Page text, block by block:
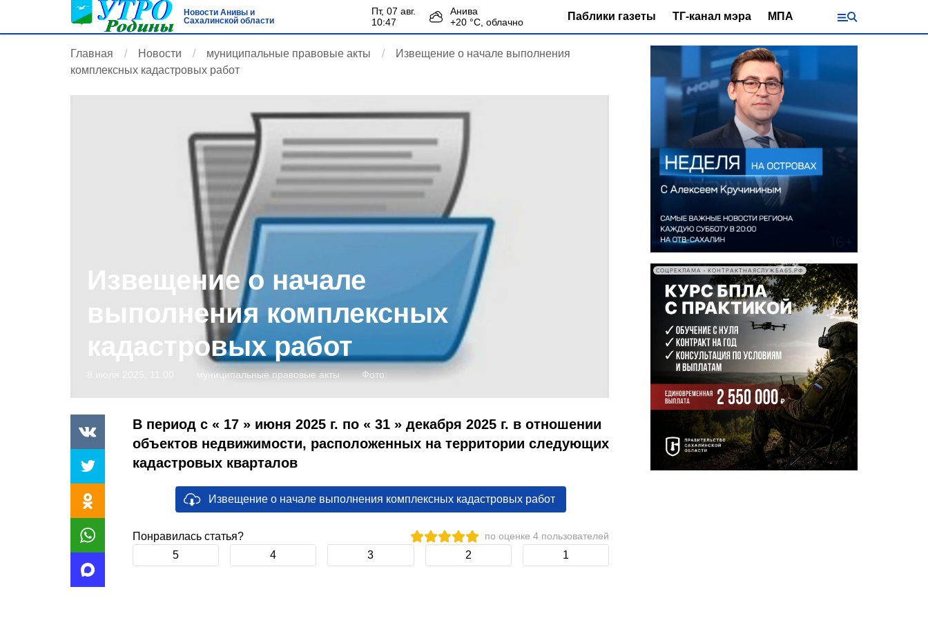
Новости Анивы и
Сахалинской области
пт, 07 авг.
10:47
Анива
+20 °С, облачно Паблики газеты ТГ-канал мэра МПА
Главная Новости муниципальные правовые акты
Извещение о начале выполнения
комплексных кадастровых работ
Извещение о начале
выполнения комплексных
кадастровых работ
муниципальные правовые акты Фото:
В период с « 17 » июня 2025 г. по « 31 » декабря 2025 г. в отношении
объектов недвижимости, расположенных на территории следующих
кадастровых кварталов
Извещение о начале выполнения комплексных кадастровых работ
Понравилась статья? по оценке 4 пользователей
5 4 3 2 1
СОЦРЕКЛАМА • КОНТРАКТНАЯСЛУЖБА65.РФ